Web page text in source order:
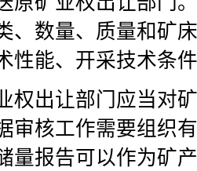
、数量、质量和矿
性能、开采技术条
权出让部门应当对
审核工作需要组织
量报告可以作为矿